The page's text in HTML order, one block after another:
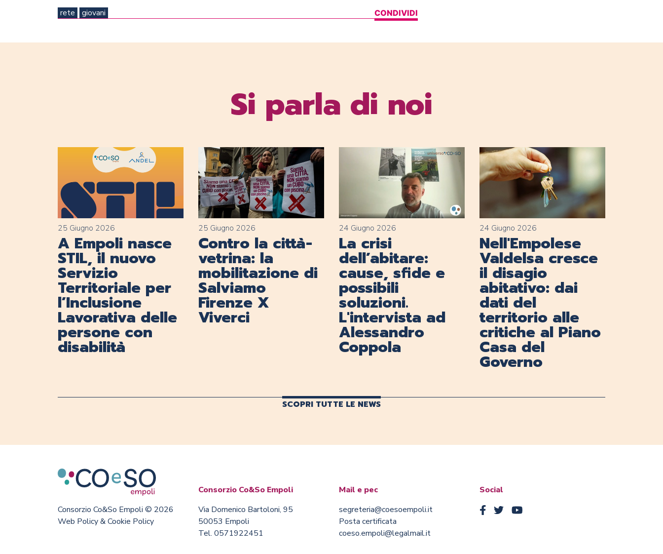
rete
giovani CONDIVIDI
Si parla di noi
25 Giugno 2026
A Empoli nasce
STIL, il nuovo
Servizio
Territoriale per
l’Inclusione
Lavorativa delle
persone con
disabilità
25 Giugno 2026
Contro la città-
vetrina: la
mobilitazione di
Salviamo
Firenze X
Viverci
24 Giugno 2026
La crisi
dell’abitare:
cause, sfide e
possibili
soluzioni.
L'intervista ad
Alessandro
Coppola
24 Giugno 2026
Nell'Empolese
Valdelsa cresce
il disagio
abitativo: dai
dati del
territorio alle
critiche al Piano
Casa del
Governo
SCOPRI TUTTE LE NEWS
Consorzio Co&So Empoli © 2026
Web Policy & Cookie Policy
Consorzio Co&So Empoli
Via Domenico Bartoloni, 95
50053 Empoli
Tel. 0571922451
Mail e pec
segreteria@coesoempoli.it
Posta certificata
coeso.empoli@legalmail.it
Social